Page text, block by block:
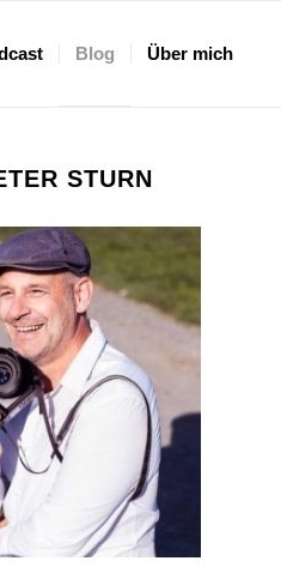
Blog Über mich
STURN